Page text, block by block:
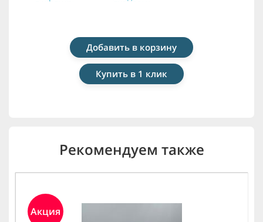
Добавить в корзину
Купить в 1 клик
Рекомендуем также
Акция